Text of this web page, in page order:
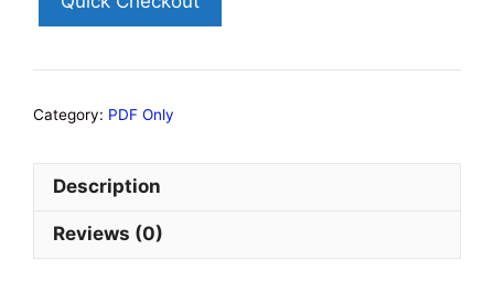
Category: PDF Only
Description
Reviews (0)